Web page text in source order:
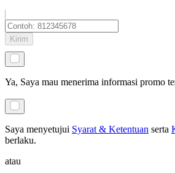
Kirim
Ya, Saya mau menerima informasi promo
Saya menyetujui Syarat & Ketentuan serta
berlaku.
atau